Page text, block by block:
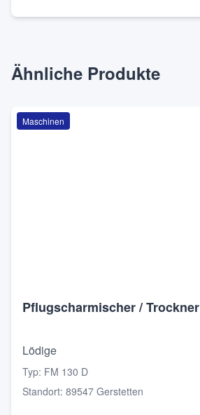
Ähnliche Produkte
Maschinen
Pflugscharmischer / Trockner
Lödige
Typ: FM 130 D
Standort: 89547 Gerstetten